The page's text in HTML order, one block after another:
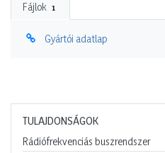
Fájlok 1
Gyártói adatlap
TULAJDONSÁGOK
Rádiófrekvenciás buszrendszer